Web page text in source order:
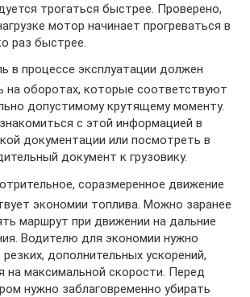
трогаться быстрее. Проверено,
мотор начинает прогреваться в
раз быстрее.
в процессе эксплуатации должен
на оборотах, которые соответствуют
допустимому крутящему моменту.
с этой информацией в
документации или посмотреть в
документ к грузовику.
соразмеренное движение
экономии топлива. Можно заранее
маршрут при движении на дальние
Водителю для экономии нужно
резких, дополнительных ускорений,
на максимальной скорости. Перед
нужно заблаговременно убирать